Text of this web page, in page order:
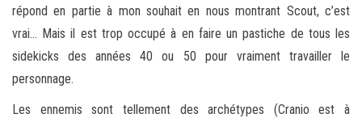
répond en partie à mon souhait en nous montrant Scout, c’est
vrai… Mais il est trop occupé à en faire un pastiche de tous les
sidekicks des années 40 ou 50 pour vraiment travailler le
personnage.
Les ennemis sont tellement des archétypes (Cranio est à